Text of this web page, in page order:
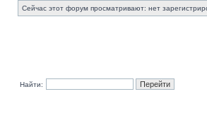
Сейчас этот форум просматривают: нет
Найти: